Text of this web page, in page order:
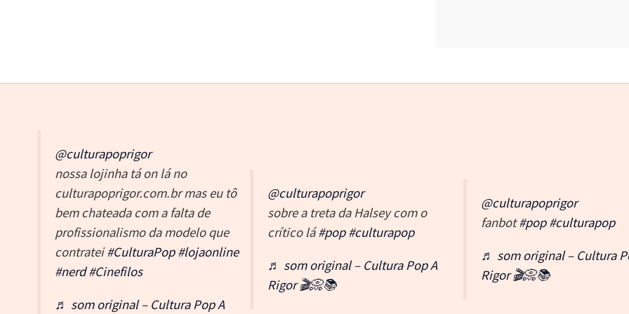
@culturapoprigor
nossa lojinha tá on lá no
culturapoprigor.com.br mas eu tô
bem chateada com a falta de
profissionalismo da modelo que
contratei#CulturaPop #lojaonline
#nerd #Cinefilos
♬ som original – Cultura Pop A
@culturapoprigor
sobre a treta da Halsey com o
crítico lá#pop #culturapop
♬ som original – Cultura Pop A
Rigor 🎬📀📚
@culturapoprigor
fanbot#pop #culturapop
♬ som original – Cultura
Rigor 🎬📀📚